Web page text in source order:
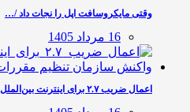
وقتی مایکروسافت اپل را نجات داد /…
16 مرداد 1405
اعمال ضریب ۲.۷ برای اینترنت بین‌الملل صحت…